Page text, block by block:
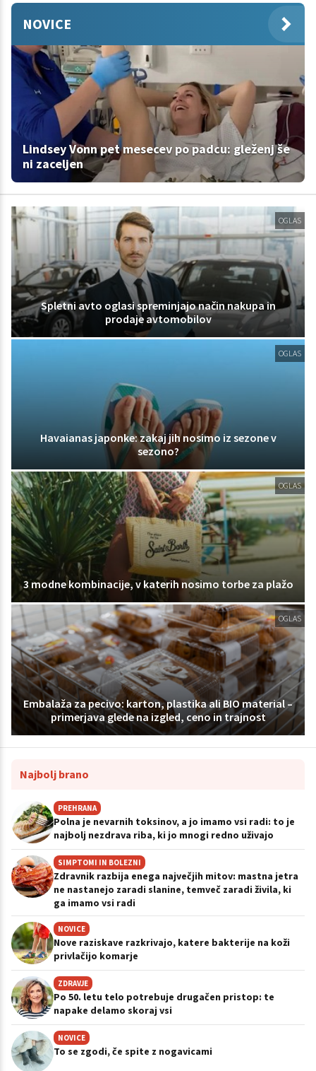
NOVICE
Lindsey Vonn pet mesecev po padcu: gleženj še
ni zaceljen
OGLAS
Spletni avto oglasi spreminjajo način nakupa in
prodaje avtomobilov
OGLAS
Havaianas japonke: zakaj jih nosimo iz sezone v
sezono?
OGLAS
3 modne kombinacije, v katerih nosimo torbe za plažo
OGLAS
Embalaža za pecivo: karton, plastika ali BIO material –
primerjava glede na izgled, ceno in trajnost
Najbolj brano
PREHRANA
Polna je nevarnih toksinov, a jo imamo vsi radi: to je
najbolj nezdrava riba, ki jo mnogi redno uživajo
SIMPTOMI IN BOLEZNI
Zdravnik razbija enega največjih mitov: mastna jetra
ne nastanejo zaradi slanine, temveč zaradi živila, ki
ga imamo vsi radi
NOVICE
Nove raziskave razkrivajo, katere bakterije na koži
privlačijo komarje
ZDRAVJE
Po 50. letu telo potrebuje drugačen pristop: te
napake delamo skoraj vsi
NOVICE
To se zgodi, če spite z nogavicami